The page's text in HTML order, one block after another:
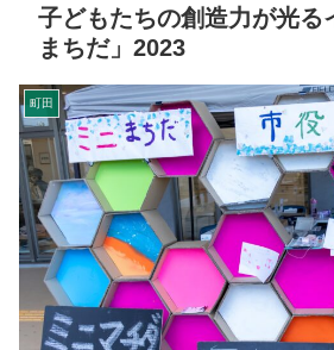
子どもたちの創造力が光る
まちだ」2023
町田